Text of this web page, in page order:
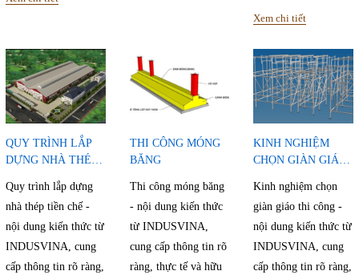
Xem chi tiết
QUY TRÌNH LẮP
DỰNG NHÀ THÉP
Quy trình lắp dựng
nhà thép tiền chế -
nội dung kiến thức từ
INDUSVINA, cung
cấp thông tin rõ ràng,
THI CÔNG MÓNG
BĂNG
Thi công móng băng
- nội dung kiến thức
từ INDUSVINA,
cung cấp thông tin rõ
ràng, thực tế và hữu
KINH NGHIỆM
CHỌN GIÀN GIÁO
Kinh nghiệm chọn
giàn giáo thi công -
nội dung kiến thức từ
INDUSVINA, cung
cấp thông tin rõ ràng,